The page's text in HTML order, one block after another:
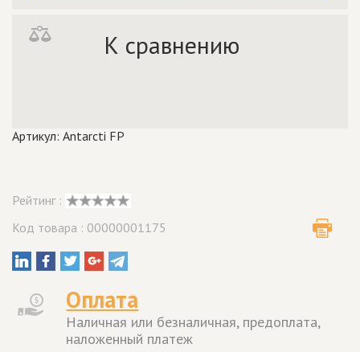
К сравнению
Артикул: Antarcti FP
Рейтинг :
Код товара : 00000001175
Оплата
Наличная или безналичная, предоплата,
наложенный платеж